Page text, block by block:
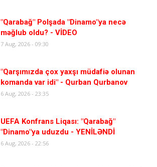
"Qarabağ" Polşada "Dinamo"ya necə
məğlub oldu? - VİDEO
7 Aug, 2026 - 09:30
"Qarşımızda çox yaxşı müdafiə olunan
komanda var idi" - Qurban Qurbanov
6 Aug, 2026 - 23:35
UEFA Konfrans Liqası: "Qarabağ"
"Dinamo"ya uduzdu - YENİLƏNDİ
6 Aug, 2026 - 22:56